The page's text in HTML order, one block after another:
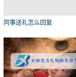
同事送礼怎么回复